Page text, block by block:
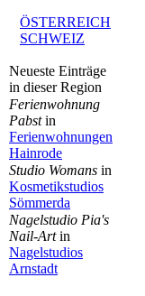
ÖSTERREICH
SCHWEIZ
Neueste Einträge
in dieser Region
Ferienwohnung
Pabstin
Ferienwohnungen
Hainrode
Studio Womans in
Kosmetikstudios
Sömmerda
Nagelstudio Pia's
Nail-Artin
Nagelstudios
Arnstadt